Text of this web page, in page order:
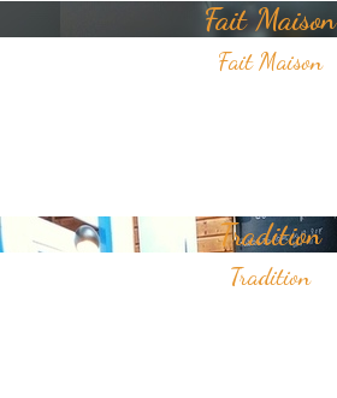
Fait Maison
Fait Maison
Tradition
Tradition